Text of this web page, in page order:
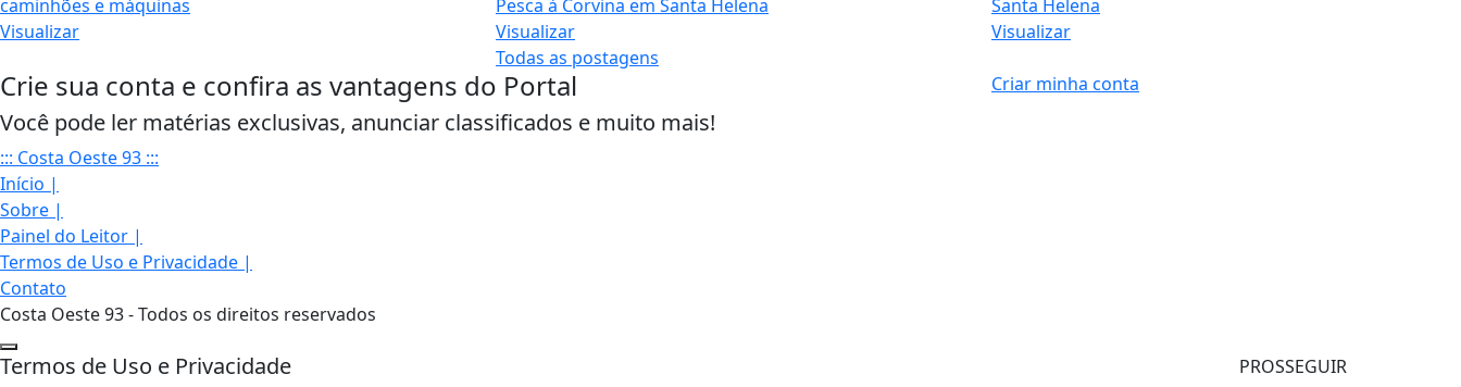
Visualizar Visualizar
Visualizar
Todas as postagens
Crie sua conta e confira as vantagens do Portal
Você pode ler matérias exclusivas, anunciar classificados e muito mais!
Criar minha conta
::: Costa Oeste 93 :::
Início |
Sobre |
Painel do Leitor |
Termos de Uso e Privacidade |
Contato
Costa Oeste 93 - Todos os direitos reservados
Termos de Uso e Privacidade PROSSEGUIR